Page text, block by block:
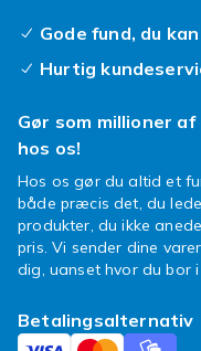
Gode fund, du
Hurtig
Gør som millioner
hos os!
Hos os gør du altid et
både præcis det, du
produkter, du ikke
pris. Vi sender dine
dig, uanset hvor du bor
Betalingsalternativ